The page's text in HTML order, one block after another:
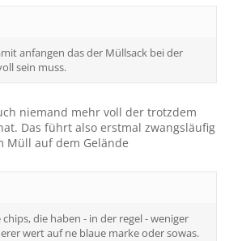
anfangen das der Müllsack bei der
sein muss.
niemand mehr voll der trotzdem
Das führt also erstmal zwangsläufig
Müll auf dem Gelände
die haben - in der regel - weniger
wert auf ne blaue marke oder sowas.